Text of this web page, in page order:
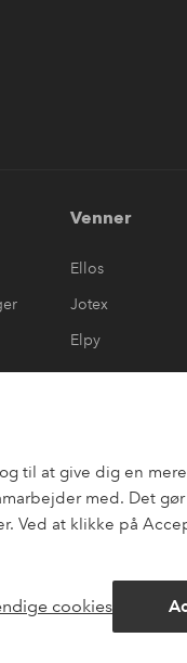
til at give dig en
med. Det gør
Ved at klikke på
cookies
Venner
Ellos
Jotex
Elpy